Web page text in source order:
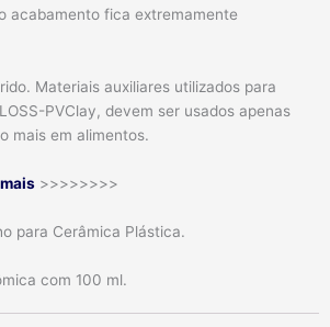
acabamento fica extremamente
Materiais auxiliares utilizados para
PVClay, devem ser usados apenas
mais em alimentos.
>>>>>>>>
para Cerâmica Plástica.
com 100 ml.